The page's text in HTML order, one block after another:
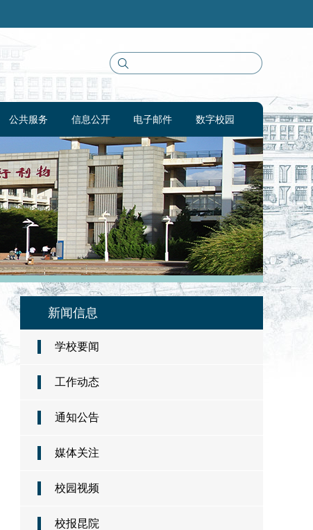
公共服务 信息公开 电子邮件 数字校园
新闻信息
学校要闻
工作动态
通知公告
媒体关注
校园视频
校报昆院